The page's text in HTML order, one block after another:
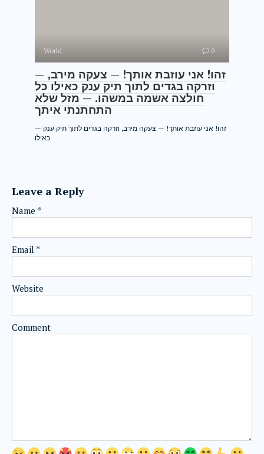
World 0
— זהו! אני עוזבת אותך! — צעקה מירב,
וזרקה בגדים לתוך תיק ענק כאילו כל
חולצה אשמה במשהו. — מזל שלא
התחתנתי איתך
— זהו! אני עוזבת אותך! — צעקה מירב, וזרקה בגדים לתוך תיק ענק
כאילו
Leave a Reply
Name *
Email *
Website
Comment